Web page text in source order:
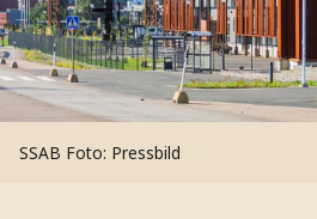
SSAB Foto: Pressbild